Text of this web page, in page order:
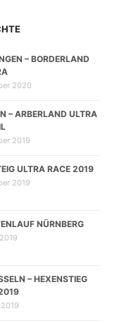
– BORDERLAND
2020
– ARBERLAND ULTRA
2019
ULTRA RACE 2019
2019
NÜRNBERG
– HEXENSTIEG